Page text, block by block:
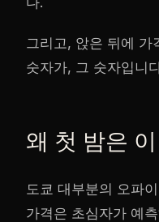
그리고, 앉은 뒤에 가
숫자가, 그 숫자입니
왜 첫 밤은
도쿄 대부분의 오파
가격은 초심자가 예